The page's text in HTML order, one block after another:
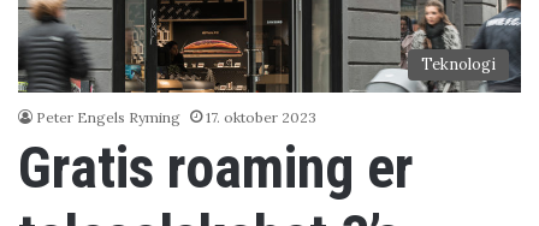
Teknologi
Peter Engels Ryming 17. oktober 2023
Gratis roaming er